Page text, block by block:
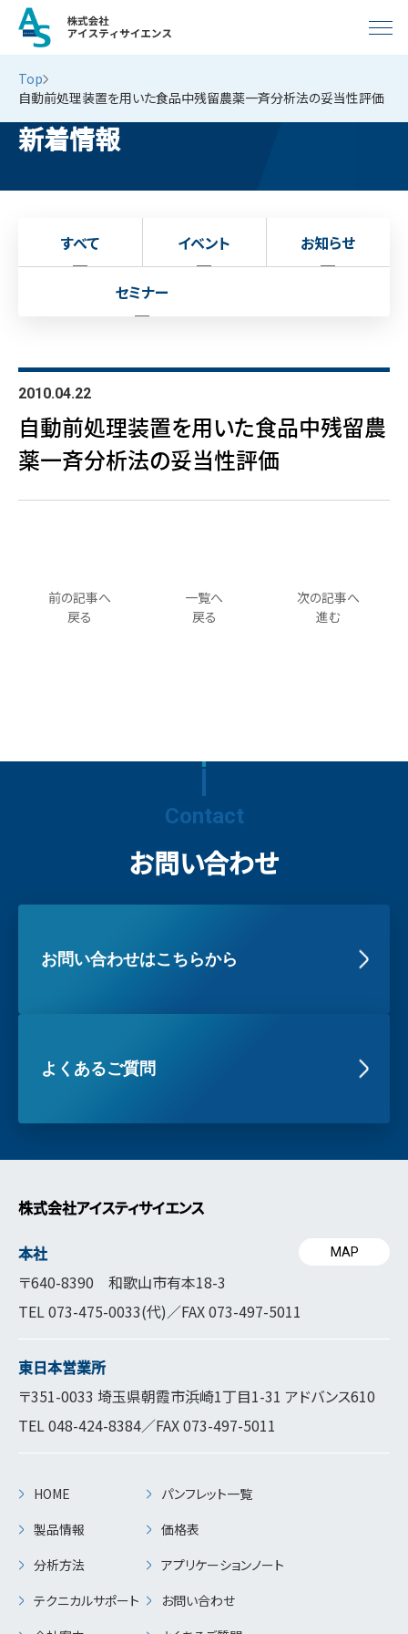
Top
自動前処理装置を用いた食品中残留農薬一斉分析法の妥当性評価
新着情報
すべて イベント お知らせ
セミナー
2010.04.22
自動前処理装置を用いた食品中残留農
薬一斉分析法の妥当性評価
一覧へ
戻る
前の記事へ
戻る
次の記事へ
進む
Contact
お問い合わせ
お問い合わせはこちらから
よくあるご質問
株式会社アイスティサイエンス
本社
〒640-8390 和歌山市有本18-3
TEL073-475-0033(代)／FAX 073-497-5011
MAP
東日本営業所
〒351-0033 埼玉県朝霞市浜崎1丁目1-31 アドバンス610
TEL048-424-8384／FAX 073-497-5011
HOME
製品情報
分析方法
テクニカルサポート
パンフレット一覧
価格表
アプリケーションノート
お問い合わせ